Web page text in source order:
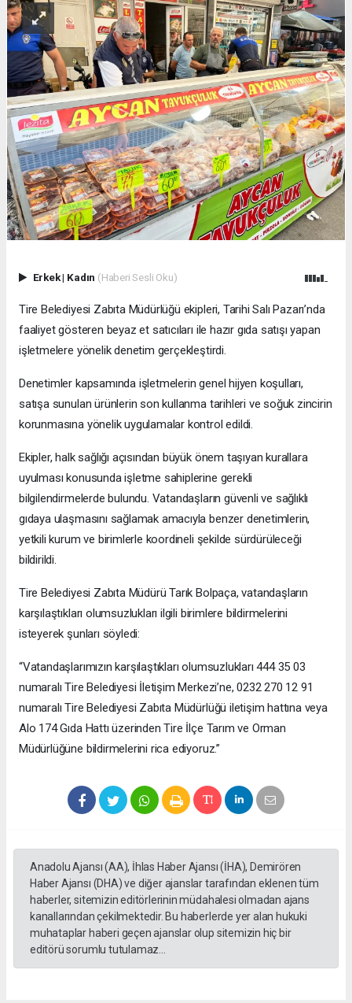
Erkek| Kadın (Haberi Sesli Oku)
Tire Belediyesi Zabıta Müdürlüğü ekipleri, Tarihi Salı Pazarı’nda
faaliyet gösteren beyaz et satıcıları ile hazır gıda satışı yapan
işletmelere yönelik denetim gerçekleştirdi.
Denetimler kapsamında işletmelerin genel hijyen koşulları,
satışa sunulan ürünlerin son kullanma tarihleri ve soğuk zincirin
korunmasına yönelik uygulamalar kontrol edildi.
Ekipler, halk sağlığı açısından büyük önem taşıyan kurallara
uyulması konusunda işletme sahiplerine gerekli
bilgilendirmelerde bulundu. Vatandaşların güvenli ve sağlıklı
gıdaya ulaşmasını sağlamak amacıyla benzer denetimlerin,
yetkili kurum ve birimlerle koordineli şekilde sürdürüleceği
bildirildi.
Tire Belediyesi Zabıta Müdürü Tarık Bolpaça, vatandaşların
karşılaştıkları olumsuzlukları ilgili birimlere bildirmelerini
isteyerek şunları söyledi:
“Vatandaşlarımızın karşılaştıkları olumsuzlukları 444 35 03
numaralı Tire Belediyesi İletişim Merkezi’ne, 0232 270 12 91
numaralı Tire Belediyesi Zabıta Müdürlüğü iletişim hattına veya
Alo 174 Gıda Hattı üzerinden Tire İlçe Tarım ve Orman
Müdürlüğüne bildirmelerini rica ediyoruz.”
Anadolu Ajansı (AA), İhlas Haber Ajansı (İHA), Demirören
Haber Ajansı (DHA) ve diğer ajanslar tarafından eklenen tüm
haberler, sitemizin editörlerinin müdahalesi olmadan ajans
kanallarından çekilmektedir. Bu haberlerde yer alan hukuki
muhataplar haberi geçen ajanslar olup sitemizin hiç bir
editörü sorumlu tutulamaz...